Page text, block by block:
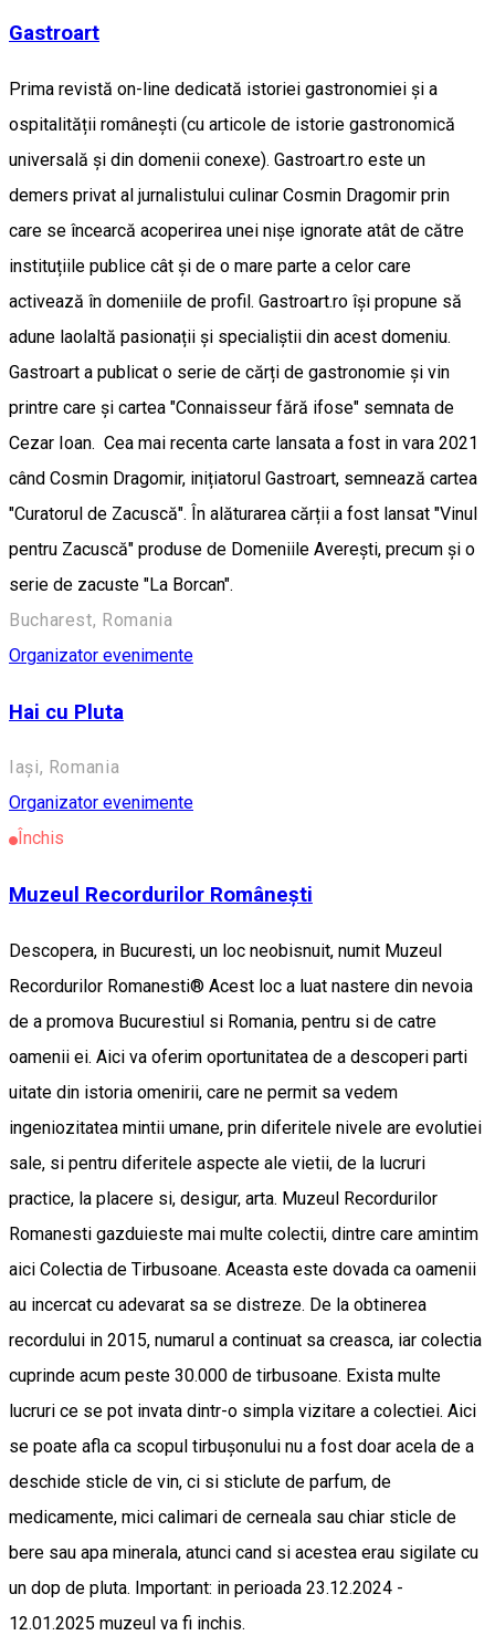
Gastroart
Prima revistă on-line dedicată istoriei gastronomiei și a
ospitalității românești (cu articole de istorie gastronomică
universală și din domenii conexe). Gastroart.ro este un
demers privat al jurnalistului culinar Cosmin Dragomir prin
care se încearcă acoperirea unei nișe ignorate atât de către
instituțiile publice cât și de o mare parte a celor care
activează în domeniile de profil. Gastroart.ro își propune să
adune laolaltă pasionații și specialiștii din acest domeniu.
Gastroart a publicat o serie de cărți de gastronomie și vin
printre care și cartea "Connaisseur fără ifose" semnata de
Cezar Ioan. Cea mai recenta carte lansata a fost in vara 2021
când Cosmin Dragomir, inițiatorul Gastroart, semnează cartea
"Curatorul de Zacuscă". În alăturarea cărții a fost lansat "Vinul
pentru Zacuscă" produse de Domeniile Averești, precum și o
serie de zacuste "La Borcan".
Bucharest, Romania
Organizator evenimente
Hai cu Pluta
Iași, Romania
Organizator evenimente
Închis
Muzeul Recordurilor Românești
Descopera, in Bucuresti, un loc neobisnuit, numit Muzeul
Recordurilor Romanesti® Acest loc a luat nastere din nevoia
de a promova Bucurestiul si Romania, pentru si de catre
oamenii ei. Aici va oferim oportunitatea de a descoperi parti
uitate din istoria omenirii, care ne permit sa vedem
ingeniozitatea mintii umane, prin diferitele nivele are evolutiei
sale, si pentru diferitele aspecte ale vietii, de la lucruri
practice, la placere si, desigur, arta. Muzeul Recordurilor
Romanesti gazduieste mai multe colectii, dintre care amintim
aici Colectia de Tirbusoane. Aceasta este dovada ca oamenii
au incercat cu adevarat sa se distreze. De la obtinerea
recordului in 2015, numarul a continuat sa creasca, iar colectia
cuprinde acum peste 30.000 de tirbusoane. Exista multe
lucruri ce se pot invata dintr-o simpla vizitare a colectiei. Aici
se poate afla ca scopul tirbușonului nu a fost doar acela de a
deschide sticle de vin, ci si sticlute de parfum, de
medicamente, mici calimari de cerneala sau chiar sticle de
bere sau apa minerala, atunci cand si acestea erau sigilate cu
un dop de pluta. Important: in perioada 23.12.2024 -
12.01.2025 muzeul va fi inchis.